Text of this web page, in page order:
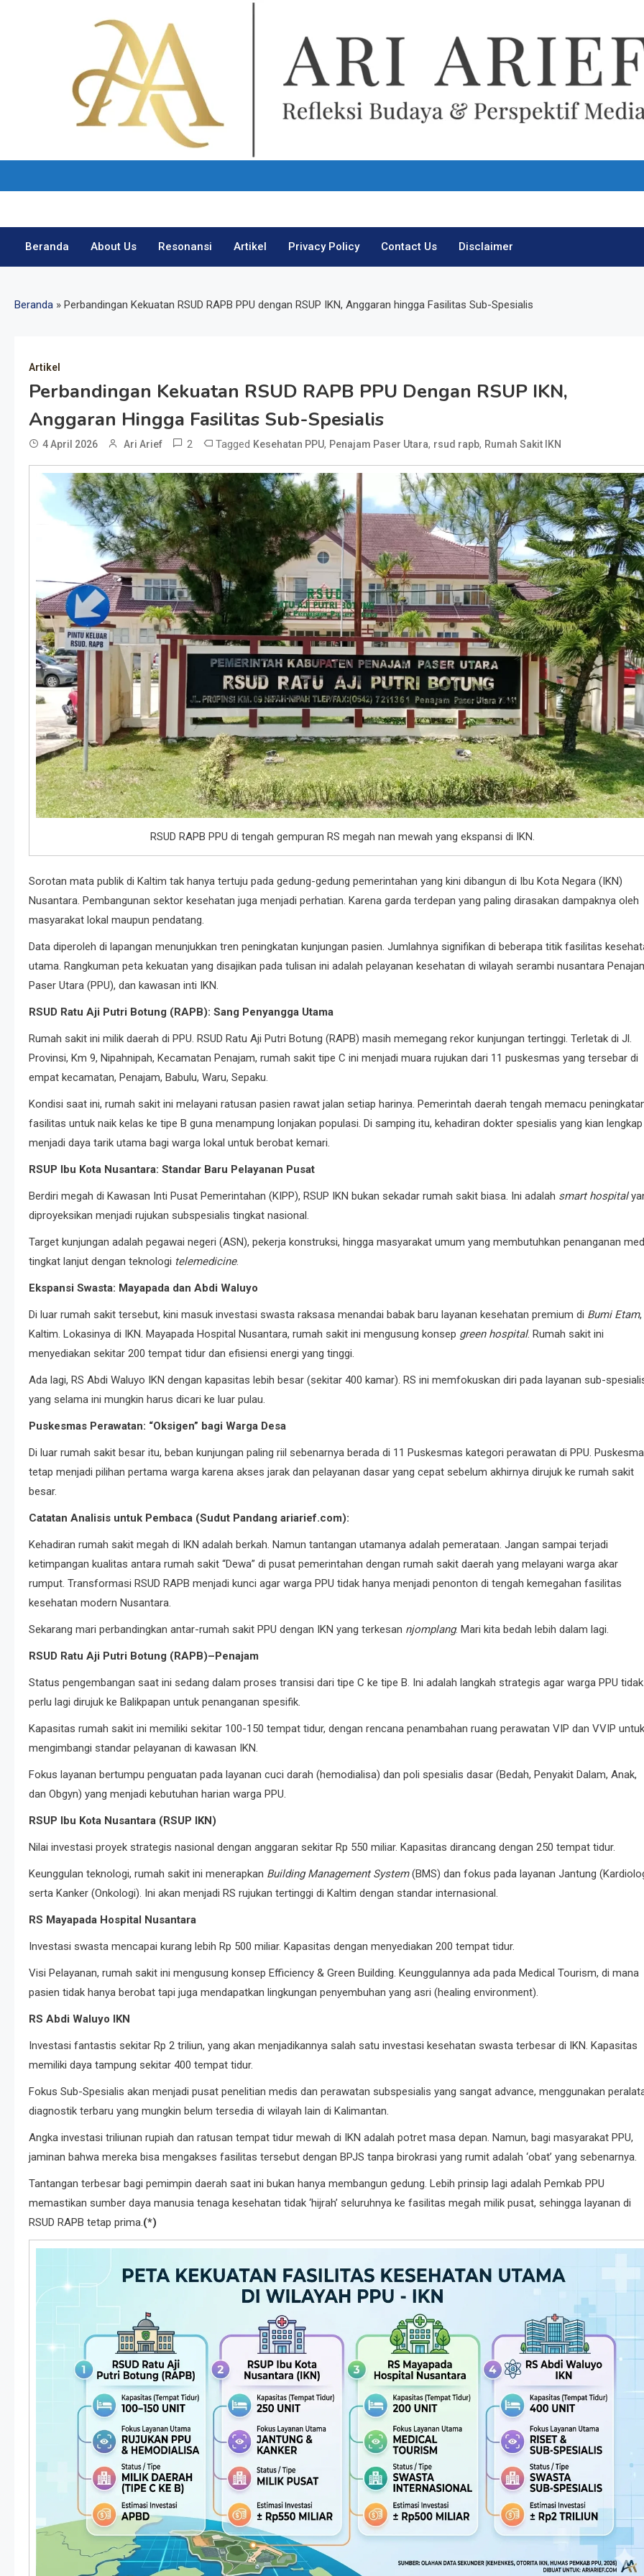
Ari Arief
Beranda About Us Resonansi Artikel Privacy Policy Contact Us Disclaimer
Beranda » Perbandingan Kekuatan RSUD RAPB PPU dengan RSUP IKN, Anggaran hingga Fasilitas Sub-Spesialis
Artikel
Perbandingan Kekuatan RSUD RAPB PPU Dengan RSUP IKN,
Anggaran Hingga Fasilitas Sub-Spesialis
4 April 2026 Ari Arief 2 Tagged Kesehatan PPU, Penajam Paser Utara, rsud rapb, Rumah Sakit IKN
RSUD RAPB PPU di tengah gempuran RS megah nan mewah yang ekspansi di IKN.
Sorotan mata publik di Kaltim tak hanya tertuju pada gedung-gedung pemerintahan yang kini dibangun di Ibu Kota Negara (IKN)
Nusantara. Pembangunan sektor kesehatan juga menjadi perhatian. Karena garda terdepan yang paling dirasakan dampaknya oleh
masyarakat lokal maupun pendatang.
Data diperoleh di lapangan menunjukkan tren peningkatan kunjungan pasien. Jumlahnya signifikan di beberapa titik fasilitas
utama. Rangkuman peta kekuatan yang disajikan pada tulisan ini adalah pelayanan kesehatan di wilayah serambi nusantara
Paser Utara (PPU), dan kawasan inti IKN.
RSUD Ratu Aji Putri Botung (RAPB): Sang Penyangga Utama
Rumah sakit ini milik daerah di PPU. RSUD Ratu Aji Putri Botung (RAPB) masih memegang rekor kunjungan tertinggi. Terletak di Jl.
Provinsi, Km 9, Nipahnipah, Kecamatan Penajam, rumah sakit tipe C ini menjadi muara rujukan dari 11 puskesmas yang tersebar di
empat kecamatan, Penajam, Babulu, Waru, Sepaku.
Kondisi saat ini, rumah sakit ini melayani ratusan pasien rawat jalan setiap harinya. Pemerintah daerah tengah memacu
fasilitas untuk naik kelas ke tipe B guna menampung lonjakan populasi. Di samping itu, kehadiran dokter spesialis yang kian lengkap
menjadi daya tarik utama bagi warga lokal untuk berobat kemari.
RSUP Ibu Kota Nusantara: Standar Baru Pelayanan Pusat
Berdiri megah di Kawasan Inti Pusat Pemerintahan (KIPP), RSUP IKN bukan sekadar rumah sakit biasa. Ini adalah smart hospital
diproyeksikan menjadi rujukan subspesialis tingkat nasional.
Target kunjungan adalah pegawai negeri (ASN), pekerja konstruksi, hingga masyarakat umum yang membutuhkan penanganan
tingkat lanjut dengan teknologi telemedicine.
Ekspansi Swasta: Mayapada dan Abdi Waluyo
Di luar rumah sakit tersebut, kini masuk investasi swasta raksasa menandai babak baru layanan kesehatan premium di Bumi Etam,
Kaltim. Lokasinya di IKN. Mayapada Hospital Nusantara, rumah sakit ini mengusung konsep green hospital. Rumah sakit ini
menyediakan sekitar 200 tempat tidur dan efisiensi energi yang tinggi.
Ada lagi, RS Abdi Waluyo IKN dengan kapasitas lebih besar (sekitar 400 kamar). RS ini memfokuskan diri pada layanan sub-
yang selama ini mungkin harus dicari ke luar pulau.
Puskesmas Perawatan: “Oksigen” bagi Warga Desa
Di luar rumah sakit besar itu, beban kunjungan paling riil sebenarnya berada di 11 Puskesmas kategori perawatan di PPU.
tetap menjadi pilihan pertama warga karena akses jarak dan pelayanan dasar yang cepat sebelum akhirnya dirujuk ke rumah sakit
besar.
Catatan Analisis untuk Pembaca (Sudut Pandang ariarief.com):
Kehadiran rumah sakit megah di IKN adalah berkah. Namun tantangan utamanya adalah pemerataan. Jangan sampai terjadi
ketimpangan kualitas antara rumah sakit “Dewa” di pusat pemerintahan dengan rumah sakit daerah yang melayani warga akar
rumput. Transformasi RSUD RAPB menjadi kunci agar warga PPU tidak hanya menjadi penonton di tengah kemegahan fasilitas
kesehatan modern Nusantara.
Sekarang mari perbandingkan antar-rumah sakit PPU dengan IKN yang terkesan njomplang. Mari kita bedah lebih dalam lagi.
RSUD Ratu Aji Putri Botung (RAPB)–Penajam
Status pengembangan saat ini sedang dalam proses transisi dari tipe C ke tipe B. Ini adalah langkah strategis agar warga PPU tidak
perlu lagi dirujuk ke Balikpapan untuk penanganan spesifik.
Kapasitas rumah sakit ini memiliki sekitar 100-150 tempat tidur, dengan rencana penambahan ruang perawatan VIP dan VVIP untuk
mengimbangi standar pelayanan di kawasan IKN.
Fokus layanan bertumpu penguatan pada layanan cuci darah (hemodialisa) dan poli spesialis dasar (Bedah, Penyakit Dalam, Anak,
dan Obgyn) yang menjadi kebutuhan harian warga PPU.
RSUP Ibu Kota Nusantara (RSUP IKN)
Nilai investasi proyek strategis nasional dengan anggaran sekitar Rp 550 miliar. Kapasitas dirancang dengan 250 tempat tidur.
Keunggulan teknologi, rumah sakit ini menerapkan Building Management System(BMS) dan fokus pada layanan Jantung
serta Kanker (Onkologi). Ini akan menjadi RS rujukan tertinggi di Kaltim dengan standar internasional.
RS Mayapada Hospital Nusantara
Investasi swasta mencapai kurang lebih Rp 500 miliar. Kapasitas dengan menyediakan 200 tempat tidur.
Visi Pelayanan, rumah sakit ini mengusung konsep Efficiency & Green Building. Keunggulannya ada pada Medical Tourism, di mana
pasien tidak hanya berobat tapi juga mendapatkan lingkungan penyembuhan yang asri (healing environment).
RS Abdi Waluyo IKN
Investasi fantastis sekitar Rp 2 triliun, yang akan menjadikannya salah satu investasi kesehatan swasta terbesar di IKN. Kapasitas
memiliki daya tampung sekitar 400 tempat tidur.
Fokus Sub-Spesialis akan menjadi pusat penelitian medis dan perawatan subspesialis yang sangat advance, menggunakan
diagnostik terbaru yang mungkin belum tersedia di wilayah lain di Kalimantan.
Angka investasi triliunan rupiah dan ratusan tempat tidur mewah di IKN adalah potret masa depan. Namun, bagi masyarakat PPU,
jaminan bahwa mereka bisa mengakses fasilitas tersebut dengan BPJS tanpa birokrasi yang rumit adalah ‘obat’ yang sebenarnya.
Tantangan terbesar bagi pemimpin daerah saat ini bukan hanya membangun gedung. Lebih prinsip lagi adalah Pemkab PPU
memastikan sumber daya manusia tenaga kesehatan tidak ‘hijrah’ seluruhnya ke fasilitas megah milik pusat, sehingga layanan di
RSUD RAPB tetap prima.(*)